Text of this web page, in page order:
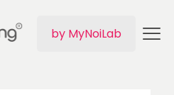
by MyNoiLab